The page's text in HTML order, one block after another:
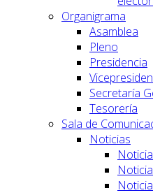
Organigrama
Asamblea
Pleno
Presidencia
Secretaría
Tesorería
Sala de
Noticias